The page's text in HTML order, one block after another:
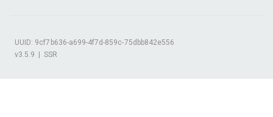
v3.5.9 SSR
UUID: 9cf7b636-a699-4f7d-859c-75dbb842e556